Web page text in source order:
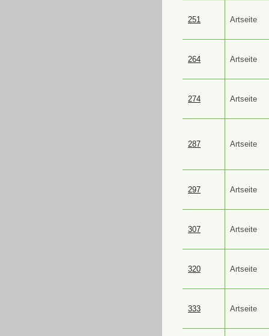
251 Artseite
264 Artseite
274 Artseite
287 Artseite
297 Artseite
307 Artseite
320 Artseite
333 Artseite